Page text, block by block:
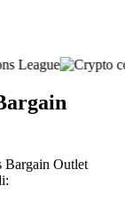
Bargain Outlet